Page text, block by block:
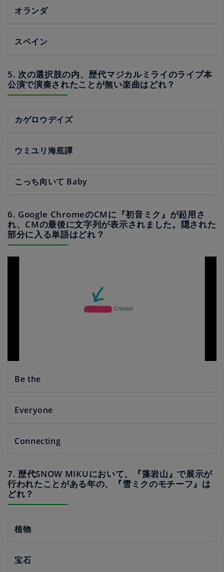
オランダ
スペイン
5. 次の選択肢の内、歴代マジカルミライのライブ本
公演で演奏されたことが無い楽曲はどれ？
カゲロウデイズ
ウミユリ海底譚
こっち向いて Baby
6. Google ChromeのCMに『初音ミク』が起用さ
れ、CMの最後に文字列が表示されました。隠された
部分に入る単語はどれ？
Be the
Everyone
Connecting
7. 歴代SNOW MIKUにおいて、『藻岩山』で展示が
行われたことがある年の、『雪ミクのモチーフ』は
どれ？
植物
宝石